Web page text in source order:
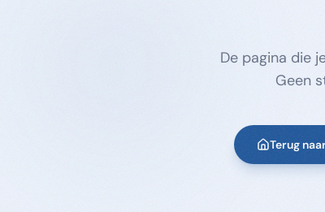
De pagina die
Geen
Terug